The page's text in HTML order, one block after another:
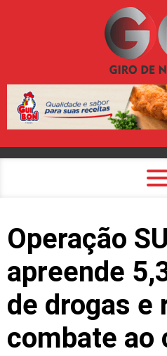
Operação
apreende
de drogas e
combate ao